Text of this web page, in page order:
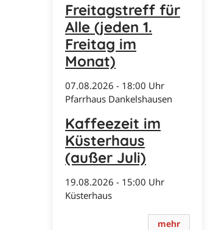
Freitagstreff für
Alle (jeden 1.
Freitag im
Monat)
07.​08.​2026 - 18:00 Uhr
Pfarrhaus Dankelshausen
Kaffeezeit im
Küsterhaus
(außer Juli)
19.​08.​2026 - 15:00 Uhr
Küsterhaus
mehr